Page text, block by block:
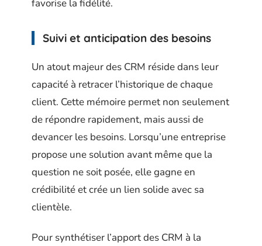
favorise la fidélité.
Suivi et anticipation des besoins
Un atout majeur des CRM réside dans leur
capacité à retracer l’historique de chaque
client. Cette mémoire permet non seulement
de répondre rapidement, mais aussi de
devancer les besoins. Lorsqu’une entreprise
propose une solution avant même que la
question ne soit posée, elle gagne en
crédibilité et crée un lien solide avec sa
clientèle.
Pour synthétiser l’apport des CRM à la